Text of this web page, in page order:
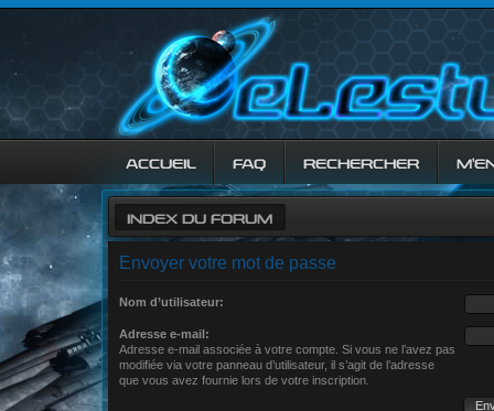
ACCUEIL FAQ RECHERCHER
INDEX DU FORUM
Envoyer votre mot de passe
Nom d’utilisateur:
Adresse e-mail:
Adresse e-mail associée à votre compte. Si vous ne l’avez pas
modifiée via votre panneau d’utilisateur, il s’agit de l’adresse
que vous avez fournie lors de votre inscription.